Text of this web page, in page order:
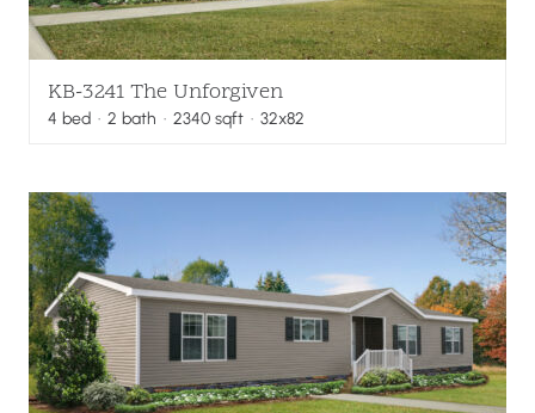
KB-3241 The Unforgiven
4 bed · 2 bath · 2340 sqft· 32x82